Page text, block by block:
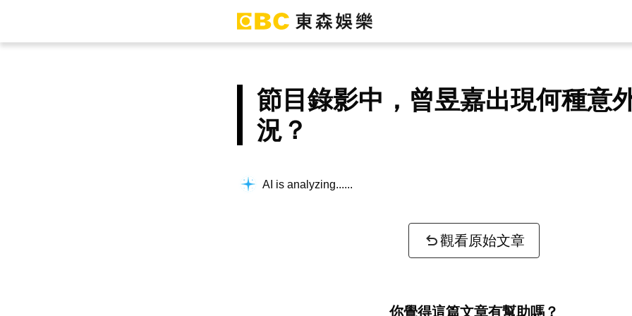
節目錄影中，曾昱嘉出現何種意
況？
AI is analyzing...
觀看原始文章
你覺得這篇文章有幫助嗎？